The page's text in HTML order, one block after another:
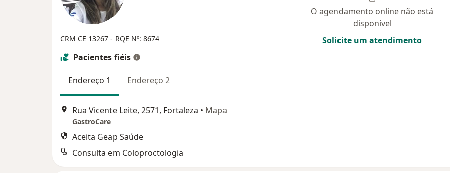
CRM CE 13267 - RQE Nº: 8674
Pacientes fiéis
Endereço 1 Endereço 2
Rua Vicente Leite, 2571, Fortaleza • Mapa
GastroCare
Aceita Geap Saúde
Consulta em Coloproctologia
O agendamento online não está
disponível
Solicite um atendimento